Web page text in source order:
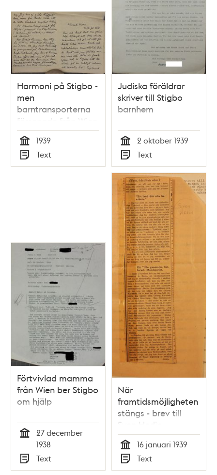
Harmoni på Stigbo -
men
barntransporterna
försenade från Wien
Tid
1939
Typ
Text
Judiska föräldrar
skriver till Stigbo
barnhem
Tid
2 oktober 1939
Typ
Text
Förtvivlad mamma
från Wien ber Stigbo
om hjälp
27 december
1938
Typ
Text
När
framtidsmöjligheten
stängs - brev till
Sven Hedin
Tid
16 januari 1939
Typ
Text